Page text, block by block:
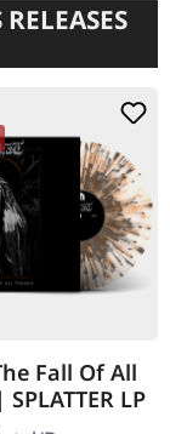
Fall Of All
LP